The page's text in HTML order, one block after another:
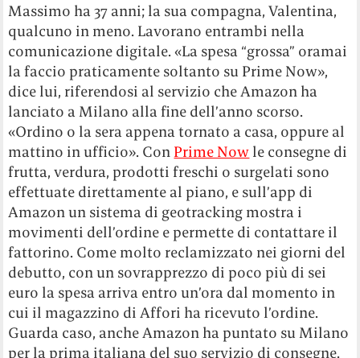
Massimo ha 37 anni; la sua compagna, Valentina,
qualcuno in meno. Lavorano entrambi nella
comunicazione digitale. «La spesa “grossa” oramai
la faccio praticamente soltanto su Prime Now»,
dice lui, riferendosi al servizio che Amazon ha
lanciato a Milano alla fine dell’anno scorso.
«Ordino o la sera appena tornato a casa, oppure al
mattino in ufficio». Con Prime Now le consegne di
frutta, verdura, prodotti freschi o surgelati sono
effettuate direttamente al piano, e sull’app di
Amazon un sistema di geotracking mostra i
movimenti dell’ordine e permette di contattare il
fattorino. Come molto reclamizzato nei giorni del
debutto, con un sovrapprezzo di poco più di sei
euro la spesa arriva entro un’ora dal momento in
cui il magazzino di Affori ha ricevuto l’ordine.
Guarda caso, anche Amazon ha puntato su Milano
per la prima italiana del suo servizio di consegne.